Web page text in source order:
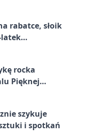
rabatce, słoik
latek
rocka
Pięknej
szykuje
i spotkań